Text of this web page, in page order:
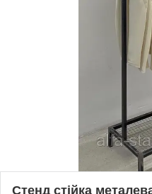
Стенд стійка